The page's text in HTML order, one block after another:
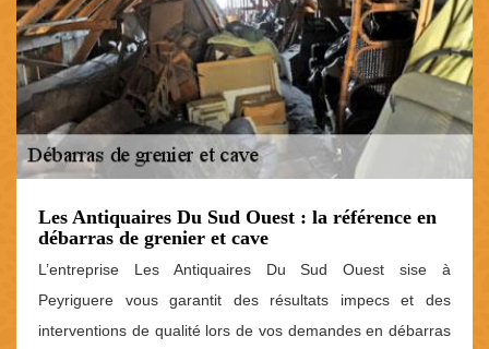
Les Antiquaires Du Sud Ouest : la référence en
débarras de grenier et cave
L’entreprise Les Antiquaires Du Sud Ouest sise à
Peyriguere vous garantit des résultats impecs et des
interventions de qualité lors de vos demandes en débarras